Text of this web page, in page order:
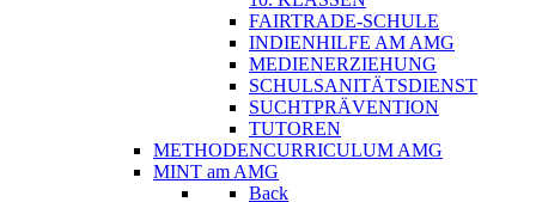
FAIRTRADE-SCHULE
INDIENHILFE AM AMG
MEDIENERZIEHUNG
SCHULSANITÄTSDIENST
SUCHTPRÄVENTION
TUTOREN
METHODENCURRICULUM AMG
MINT am AMG
Back